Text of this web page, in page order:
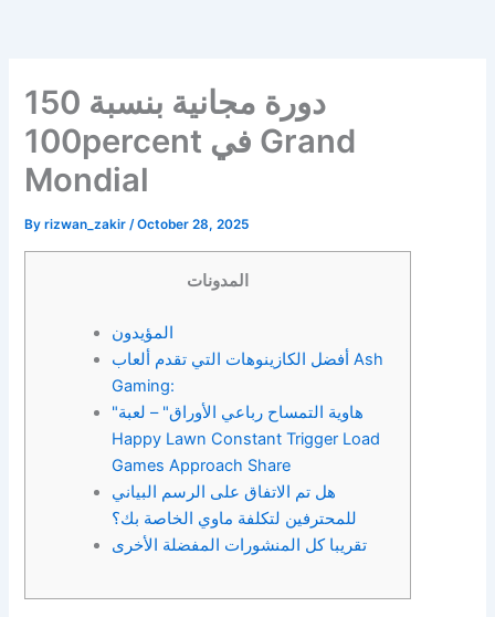
150 دورة مجانية بنسبة
100percent في Grand
Mondial
Byrizwan_zakir/October 28, 2025
المدونات
المؤيدون
أفضل الكازينوهات التي تقدم ألعاب Ash
Gaming:
"هاوية التمساح رباعي الأوراق" – لعبة
Happy Lawn Constant Trigger Load
Games Approach Share
هل تم الاتفاق على الرسم البياني
للمحترفين لتكلفة ماوي الخاصة بك؟
تقريبا كل المنشورات المفضلة الأخرى